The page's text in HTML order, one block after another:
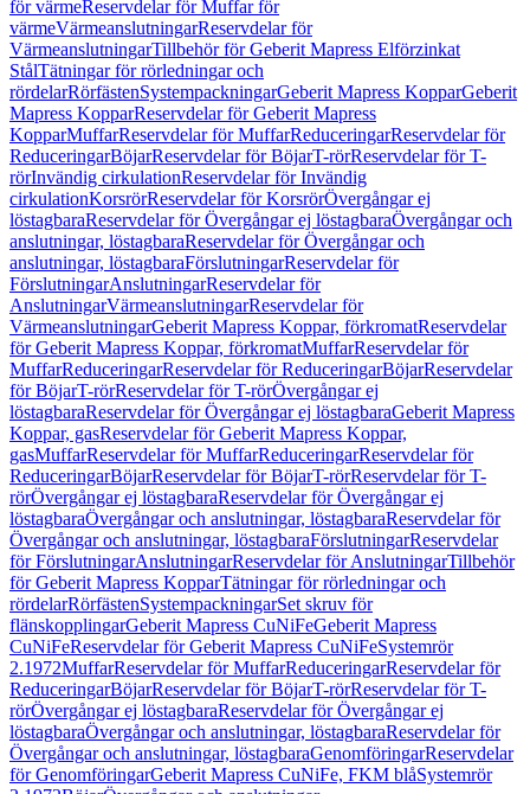
för värmeReservdelar för Muffar för
värmeVärmeanslutningarReservdelar för
VärmeanslutningarTillbehör för Geberit Mapress Elförzinkat
StålTätningar för rörledningar och
rördelarRörfästenSystempackningarGeberit Mapress KopparGeberit
Mapress KopparReservdelar för Geberit Mapress
KopparMuffarReservdelar för MuffarReduceringarReservdelar för
ReduceringarBöjarReservdelar för BöjarT-rörReservdelar för T-
rörInvändig cirkulationReservdelar för Invändig
cirkulationKorsrörReservdelar för KorsrörÖvergångar ej
löstagbaraReservdelar för Övergångar ej löstagbaraÖvergångar och
anslutningar, löstagbaraReservdelar för Övergångar och
anslutningar, löstagbaraFörslutningarReservdelar för
FörslutningarAnslutningarReservdelar för
AnslutningarVärmeanslutningarReservdelar för
VärmeanslutningarGeberit Mapress Koppar, förkromatReservdelar
för Geberit Mapress Koppar, förkromatMuffarReservdelar för
MuffarReduceringarReservdelar för ReduceringarBöjarReservdelar
för BöjarT-rörReservdelar för T-rörÖvergångar ej
löstagbaraReservdelar för Övergångar ej löstagbaraGeberit Mapress
Koppar, gasReservdelar för Geberit Mapress Koppar,
gasMuffarReservdelar för MuffarReduceringarReservdelar för
ReduceringarBöjarReservdelar för BöjarT-rörReservdelar för T-
rörÖvergångar ej löstagbaraReservdelar för Övergångar ej
löstagbaraÖvergångar och anslutningar, löstagbaraReservdelar för
Övergångar och anslutningar, löstagbaraFörslutningarReservdelar
för FörslutningarAnslutningarReservdelar för AnslutningarTillbehör
för Geberit Mapress KopparTätningar för rörledningar och
rördelarRörfästenSystempackningarSet skruv för
flänskopplingarGeberit Mapress CuNiFeGeberit Mapress
CuNiFeReservdelar för Geberit Mapress CuNiFeSystemrör
2.1972MuffarReservdelar för MuffarReduceringarReservdelar för
ReduceringarBöjarReservdelar för BöjarT-rörReservdelar för T-
rörÖvergångar ej löstagbaraReservdelar för Övergångar ej
löstagbaraÖvergångar och anslutningar, löstagbaraReservdelar för
Övergångar och anslutningar, löstagbaraGenomföringarReservdelar
för GenomföringarGeberit Mapress CuNiFe, FKM blåSystemrör